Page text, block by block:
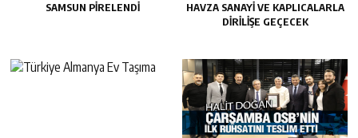
SAMSUN PIRELENDI
HAVZA SANAYI VE KAPLICALARLA
DIRILIŞE GEÇECEK